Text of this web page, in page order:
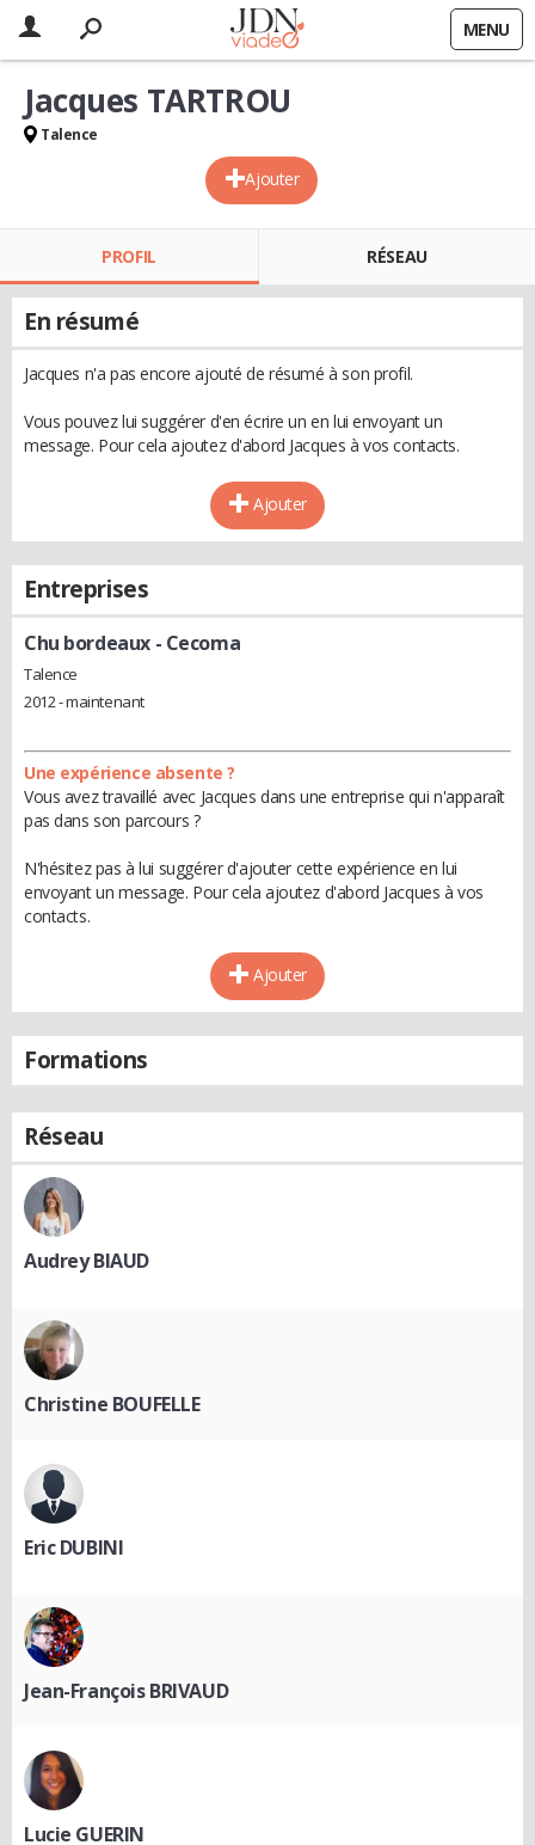
MENU
Ajouter
Jacques TARTROU
Talence
PROFIL RÉSEAU
En résumé
Jacques n'a pas encore ajouté de résumé à son profil.
Vous pouvez lui suggérer d'en écrire un en lui envoyant un
message. Pour cela ajoutez d'abord Jacques à vos contacts.
Ajouter
Entreprises
Chu bordeaux- Cecoma
Talence
2012 - maintenant
Une expérience absente ?
Vous avez travaillé avec Jacques dans une entreprise qui n'apparaît
pas dans son parcours ?
N'hésitez pas à lui suggérer d'ajouter cette expérience en lui
envoyant un message. Pour cela ajoutez d'abord Jacques à vos
contacts.
Ajouter
Formations
Réseau
Audrey BIAUD
Christine BOUFELLE
Eric DUBINI
Jean-François BRIVAUD
Lucie GUERIN